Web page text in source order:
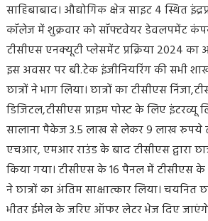
साहिबाबाद। औद्योगिक क्षेत्र साइट 4 स्थित
कॉलेज में शुक्रवार को सॉफ्टवेयर डेवलपमेंट
टीसीएस एनक्यूटी प्लेसमेंट प्रक्रिया 2024 का
इस अवसर पर बी.टेक इंजीनियरिंग की सभी
छात्रों ने भाग लिया। छात्रों का टीसीएस
डिजिटल,टीसीएस प्राइम पोस्ट के लिए इंटरव्यू
सालाना पैकेज 3.5 लाख से लेकर 9 लाख रुपये
एचआर, एमआर राउंड के बाद टीसीएस द्वारा
किया गया। टीसीएस के 16 पैनल में टीसीएस के
ने छात्रों का अंतिम साक्षात्कार लिया। चयनित
भीतर ईमेल के जरिए ऑफर लेटर भेज दिए